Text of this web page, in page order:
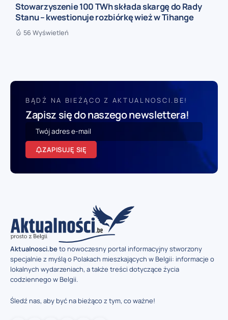
Stowarzyszenie 100 TWh składa skargę do Rady
Stanu – kwestionuje rozbiórkę wież w Tihange
56 Wyświetleń
BĄDŹ NA BIEŻĄCO Z AKTUALNOSCI.BE!
Zapisz się do naszego newslettera!
ZAPISUJĘ SIĘ
Aktualnosci.beto nowoczesny portal informacyjny stworzony
specjalnie z myślą o Polakach mieszkających w Belgii: informacje o
lokalnych wydarzeniach, a także treści dotyczące życia
codziennego w Belgii.
Śledź nas, aby być na bieżąco z tym, co ważne!